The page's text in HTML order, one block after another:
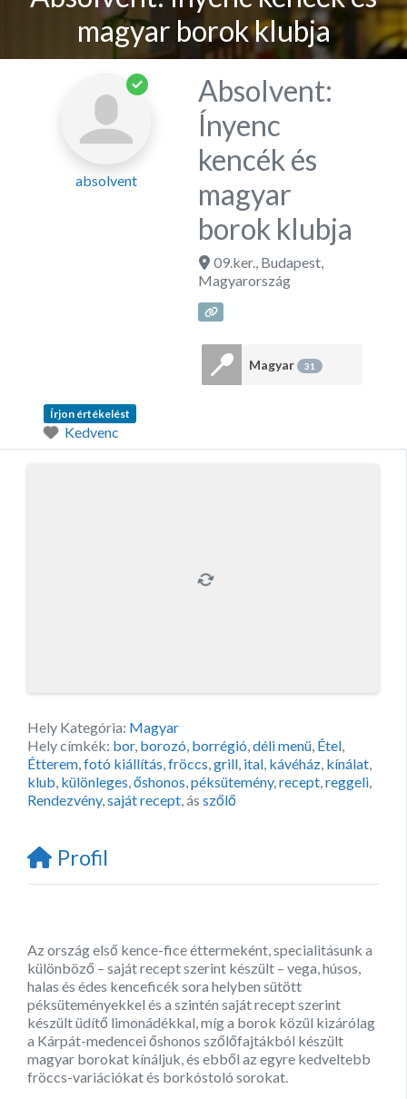
magyar borok klubja
absolvent
Absolvent:
Ínyenc
kencék és
magyar
borok klubja
09.ker., Budapest,
Magyarország
Magyar 31
Írjon értékelést
Kedvenc
Hely Kategória: Magyar
Hely címkék: bor, borozó borrégió déli menü Étel
Étterem fotó kiállítás fröccs grill ital kávéház kínálat
klub különleges őshonos péksütemény, recept reggeli
Rendezvény, saját recept , ás szőlő
Profil
Az ország első kence-fice éttermeként, specialitásunk a
különböző – saját recept szerint készült – vega, húsos,
halas és édes kenceficék sora helyben sütött
péksüteményekkel és a szintén saját recept szerint
készült üdítő limonádékkal, míg a borok közül kizárólag
a Kárpát-medencei őshonos szőlőfajtákból készült
magyar borokat kínáljuk, és ebből az egyre kedveltebb
fröccs-variációkat és borkóstoló sorokat.